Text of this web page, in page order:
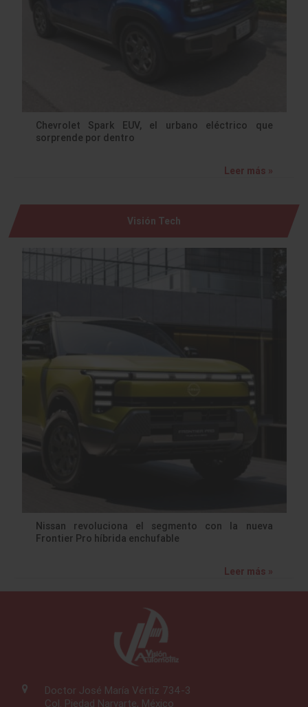
Chevrolet Spark EUV, el urbano eléctrico que
sorprende por dentro
Leer más »
Visión Tech
Nissan revoluciona el segmento con la nueva
Frontier Pro híbrida enchufable
Leer más »
Doctor José María Vértiz 734-3
Col. Piedad Narvarte, México